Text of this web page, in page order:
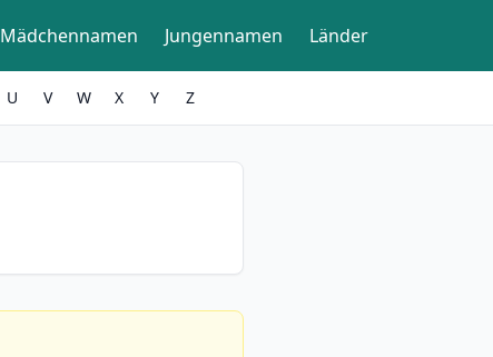
Mädchennamen Jungennamen Länder
U V W X Y Z